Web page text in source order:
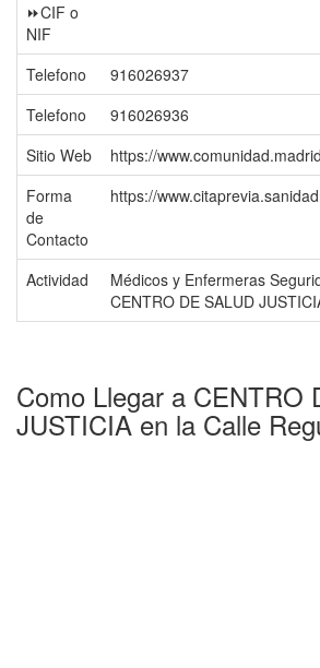
⏩CIF o
NIF
Telefono
916026937
Telefono
916026936
Sitio Web
https://
Forma
de
Contacto
https://
Actividad
Médicos y Enfermeras
CENTRO DE SALUD
Como Llegar a CENTRO
JUSTICIA en la Calle